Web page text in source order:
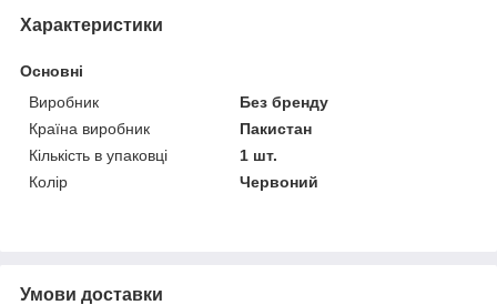
Характеристики
Основні
Виробник
Без бренду
Країна виробник
Пакистан
Кількість в упаковці
1 шт.
Колір
Червоний
Умови доставки